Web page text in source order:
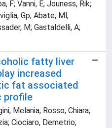
F; Vanni, E; Jouness, Rik;
Gp; Abate, Ml;
M; Gastaldelli, A;
fatty liver
increased
fat associated
profile
Melania; Rosso, Chiara;
Ciociaro, Demetrio;